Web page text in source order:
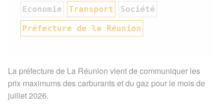
Economie Transport Société
Préfecture de la Réunion
La préfecture de La Réunion vient de communiquer les
prix maximums des carburants et du gaz pour le mois de
juillet 2026.